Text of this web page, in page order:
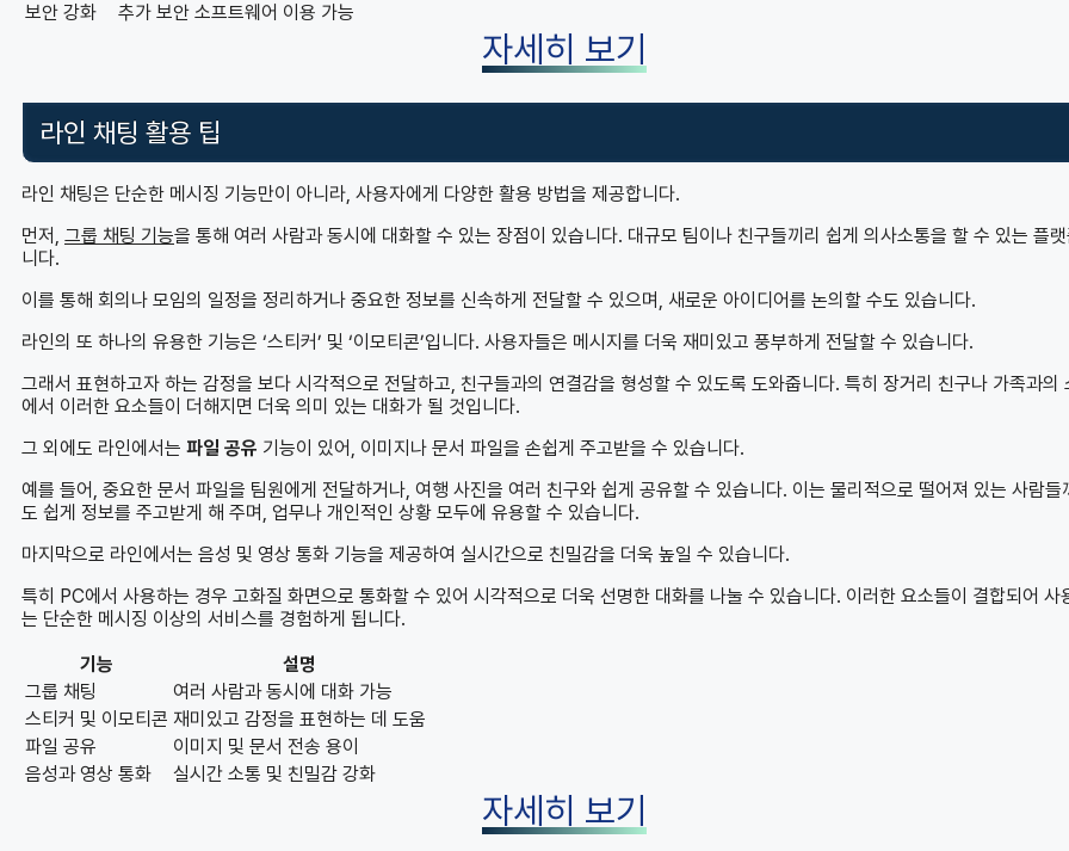
보안 강화
추가 보안 소프트웨어 이용 가능
자세히 보기
라인 채팅 활용 팁
라인 채팅은 단순한 메시징 기능만이 아니라, 사용자에게 다양한 활용 방법을 제공합니다.
먼저, 그룹 채팅 기능을 통해 여러 사람과 동시에 대화할 수 있는 장점이 있습니다. 대규모 팀이나 친구들끼리 쉽게 의사소통을 할 수 있는 플랫
니다.
이를 통해 회의나 모임의 일정을 정리하거나 중요한 정보를 신속하게 전달할 수 있으며, 새로운 아이디어를 논의할 수도 있습니다.
라인의 또 하나의 유용한 기능은 ‘스티커’ 및 ‘이모티콘’입니다. 사용자들은 메시지를 더욱 재미있고 풍부하게 전달할 수 있습니다.
그래서 표현하고자 하는 감정을 보다 시각적으로 전달하고, 친구들과의 연결감을 형성할 수 있도록 도와줍니다. 특히 장거리 친구나 가족과의
에서 이러한 요소들이 더해지면 더욱 의미 있는 대화가 될 것입니다.
그 외에도 라인에서는 파일 공유 기능이 있어, 이미지나 문서 파일을 손쉽게 주고받을 수 있습니다.
예를 들어, 중요한 문서 파일을 팀원에게 전달하거나, 여행 사진을 여러 친구와 쉽게 공유할 수 있습니다. 이는 물리적으로 떨어져 있는 사람들
도 쉽게 정보를 주고받게 해 주며, 업무나 개인적인 상황 모두에 유용할 수 있습니다.
마지막으로 라인에서는 음성 및 영상 통화 기능을 제공하여 실시간으로 친밀감을 더욱 높일 수 있습니다.
특히 PC에서 사용하는 경우 고화질 화면으로 통화할 수 있어 시각적으로 더욱 선명한 대화를 나눌 수 있습니다. 이러한 요소들이 결합되어 사
는 단순한 메시징 이상의 서비스를 경험하게 됩니다.
기능
설명
그룹 채팅
여러 사람과 동시에 대화 가능
스티커 및 이모티콘 재미있고 감정을 표현하는 데 도움
파일 공유
이미지 및 문서 전송 용이
음성과 영상 통화
실시간 소통 및 친밀감 강화
자세히 보기